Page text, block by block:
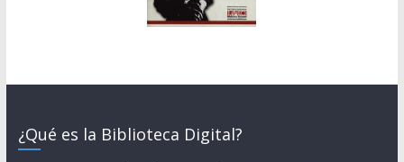
¿Qué es la Biblioteca Digital?